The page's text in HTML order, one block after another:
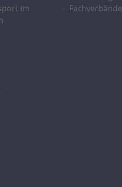
im
Fachverbände